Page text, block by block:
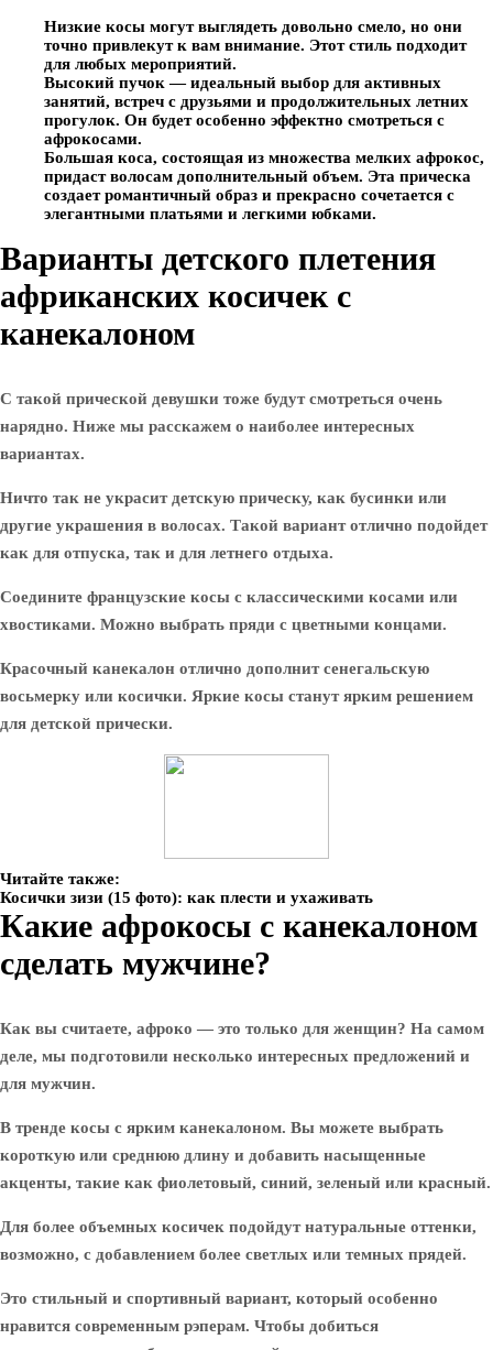
Низкие косы могут выглядеть довольно смело, но они
точно привлекут к вам внимание. Этот стиль подходит
для любых мероприятий.
Высокий пучок — идеальный выбор для активных
занятий, встреч с друзьями и продолжительных летних
прогулок. Он будет особенно эффектно смотреться с
афрокосами.
Большая коса, состоящая из множества мелких афрокос,
придаст волосам дополнительный объем. Эта прическа
создает романтичный образ и прекрасно сочетается с
элегантными платьями и легкими юбками.
Варианты детского плетения
африканских косичек с
канекалоном
С такой прической девушки тоже будут смотреться очень
нарядно. Ниже мы расскажем о наиболее интересных
вариантах.
Ничто так не украсит детскую прическу, как бусинки или
другие украшения в волосах. Такой вариант отлично подойдет
как для отпуска, так и для летнего отдыха.
Соедините французские косы с классическими косами или
хвостиками. Можно выбрать пряди с цветными концами.
Красочный канекалон отлично дополнит сенегальскую
восьмерку или косички. Яркие косы станут ярким решением
для детской прически.
Читайте также:
Косички зизи (15 фото): как плести и ухаживать
Какие афрокосы с канекалоном
сделать мужчине?
Как вы считаете, афроко — это только для женщин? На самом
деле, мы подготовили несколько интересных предложений и
для мужчин.
В тренде косы с ярким канекалоном. Вы можете выбрать
короткую или среднюю длину и добавить насыщенные
акценты, такие как фиолетовый, синий, зеленый или красный.
Для более объемных косичек подойдут натуральные оттенки,
возможно, с добавлением более светлых или темных прядей.
Это стильный и спортивный вариант, который особенно
нравится современным рэперам. Чтобы добиться